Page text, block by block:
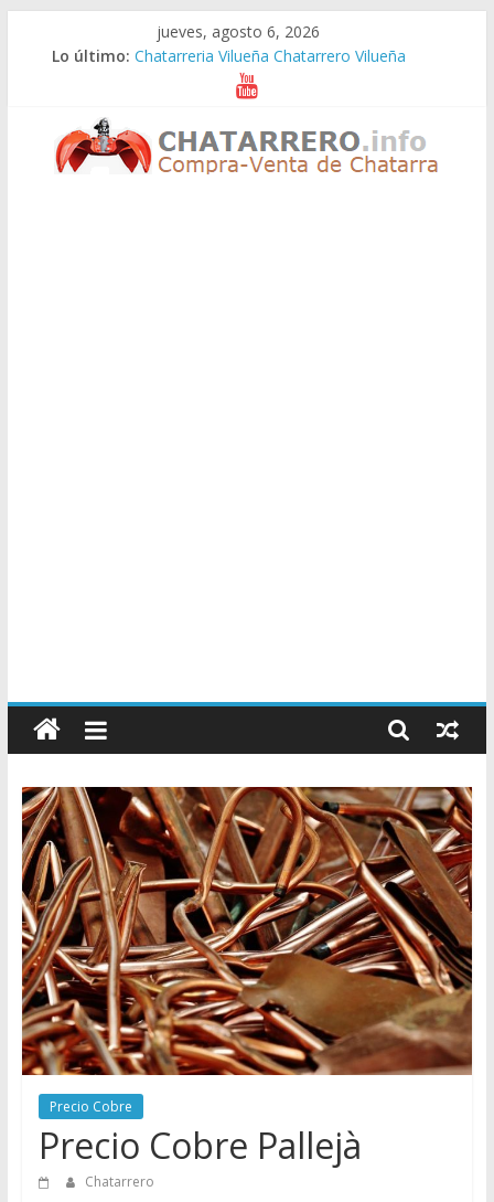
jueves, agosto 6, 2026
Lo último: Chatarreria Vilueña Chatarrero Vilueña
Chatarreria Zuera Chatarrero Zuera
Chatarreria Zaragoza Chatarrero Zaragoza
Chatarreria Zaida Chatarrero Zaida
Chatarreria Vistabella Chatarrero Vistabella
Chatarreros
–
Precio
de
Chatarra
Directorio
de
Chatarreros
vender
Chatarra
Precio Cobre
Precio Cobre Pallejà
Chatarrero